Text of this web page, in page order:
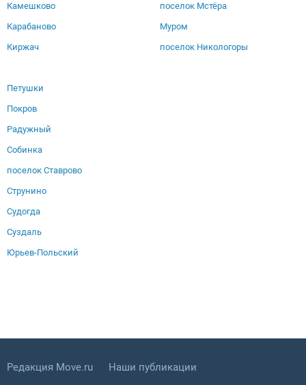
Камешково
Карабаново
Киржач
поселок Мстёра
Муром
поселок Никологоры
Петушки
Покров
Радужный
Собинка
поселок Ставрово
Струнино
Судогда
Суздаль
Юрьев-Польский
Редакция Move.ru Наши публикации